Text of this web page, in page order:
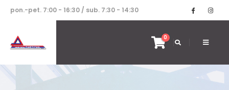
pon.-pet. 7:00 - 16:30 / sub. 7:30 - 14:30
0